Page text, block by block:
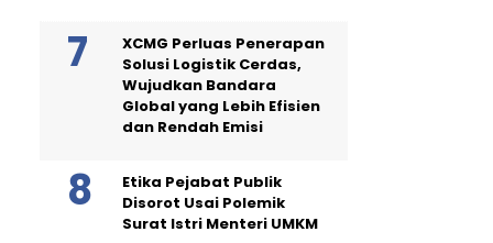
XCMG Perluas Penerapan
Solusi Logistik Cerdas,
Wujudkan Bandara
Global yang Lebih Efisien
dan Rendah Emisi
Etika Pejabat Publik
Disorot Usai Polemik
Surat Istri Menteri UMKM